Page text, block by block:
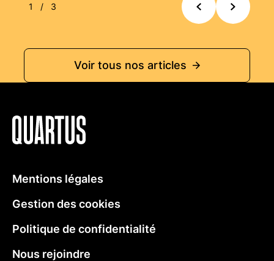
1 / 3 PrécédentSuivant
Voir tous nos articles
Quartus
Mentions légales
Gestion des cookies
Politique de confidentialité
Nous rejoindre